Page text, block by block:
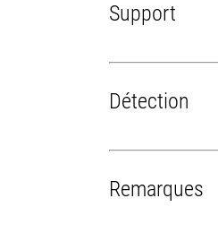
Support
Détection
Remarques